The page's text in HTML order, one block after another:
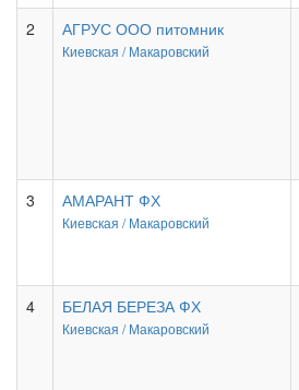
2 АГРУС ООО питомник
Киевская /Макаровский
3 АМАРАНТ ФХ
Киевская /Макаровский
4 БЕЛАЯ БЕРЕЗА ФХ
Киевская /Макаровский